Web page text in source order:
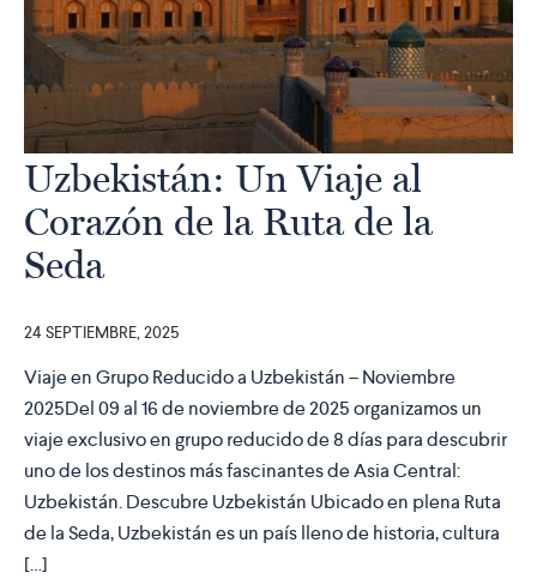
Uzbekistán: Un Viaje al
Corazón de la Ruta de la
Seda
24 SEPTIEMBRE, 2025
Viaje en Grupo Reducido a Uzbekistán – Noviembre
2025Del 09 al 16 de noviembre de 2025 organizamos un
viaje exclusivo en grupo reducido de 8 días para descubrir
uno de los destinos más fascinantes de Asia Central:
Uzbekistán. Descubre Uzbekistán Ubicado en plena Ruta
de la Seda, Uzbekistán es un país lleno de historia, cultura
[…]